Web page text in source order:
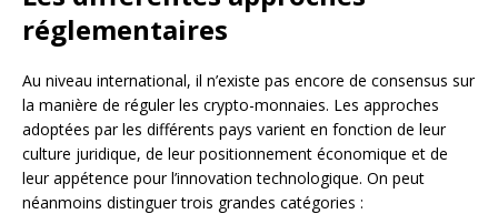
réglementaires
Au niveau international, il n’existe pas encore de consensus sur
la manière de réguler les crypto-monnaies. Les approches
adoptées par les différents pays varient en fonction de leur
culture juridique, de leur positionnement économique et de
leur appétence pour l’innovation technologique. On peut
néanmoins distinguer trois grandes catégories :